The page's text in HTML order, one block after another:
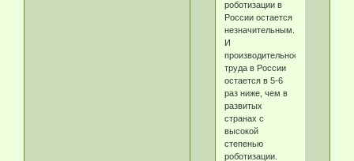
роботизации в
России остается
незначительным.
И
производительность
труда в России
остается в 5-6
раз ниже, чем в
развитых
странах с
высокой
степенью
роботизации.